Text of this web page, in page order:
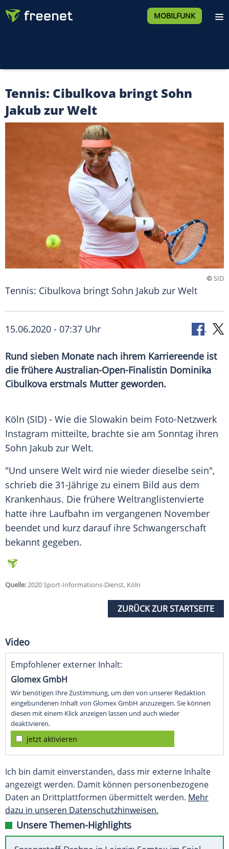
MOBILFUNK
Tennis: Cibulkova bringt Sohn
Jakub zur Welt
©SID
Tennis: Cibulkova bringt Sohn Jakub zur Welt
15.06.2020 - 07:37 Uhr
Rund sieben Monate nach ihrem Karriereende ist
die frühere Australian-Open-Finalistin Dominika
Cibulkova erstmals Mutter geworden.
Köln (SID) - Wie die Slowakin beim Foto-Netzwerk
Instagram mitteilte, brachte sie am Sonntag ihren
Sohn Jakub zur Welt.
"Und unsere Welt wird nie wieder dieselbe sein",
schrieb die 31-Jährige zu einem Bild aus dem
Krankenhaus. Die frühere Weltranglistenvierte
hatte ihre Laufbahn im vergangenen November
beendet und kurz darauf ihre Schwangerschaft
bekannt gegeben.
Quelle:2020 Sport-Informations-Dienst, Köln
ZURÜCK ZUR STARTSEITE
Video
Empfohlener externer Inhalt:
Glomex GmbH
Wir benötigen Ihre Zustimmung, um den von unserer Redaktion
eingebundenen Inhalt von Glomex GmbH anzuzeigen. Sie können
diesen mit einem Klick anzeigen lassen und auch wieder
deaktivieren.
jetzt aktivieren
Ich bin damit einverstanden, dass mir externe Inhalte
angezeigt werden. Damit können personenbezogene
Daten an Drittplattformen übermittelt werden. Mehr
dazu in unseren Datenschutzhinweisen.
Unsere Themen-Highlights